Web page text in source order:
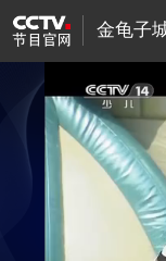
金龟子